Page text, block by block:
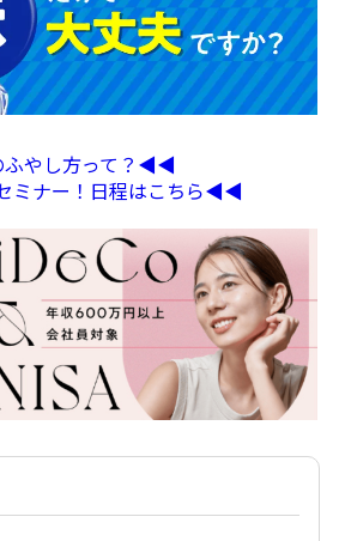
ふやし方って？◀︎◀︎
ミナー！日程はこちら◀︎◀︎